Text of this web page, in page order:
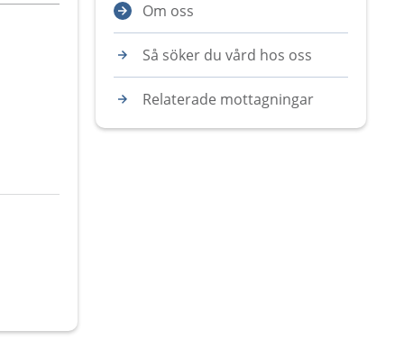
Om oss
Så söker du vård hos oss
Relaterade mottagningar